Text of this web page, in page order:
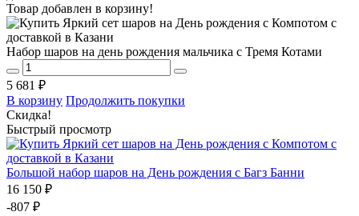
Товар добавлен в корзину!
Набор шаров на день рождения мальчика с Тремя Котами
5 681 ₽
В корзину Продолжить покупки
Скидка!
Быстрый просмотр
Большой набор шаров на День рождения с Багз Банни
16 150 ₽
-807 ₽